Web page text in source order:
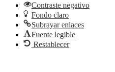
Contraste negativo
Fondo claro
Subrayar enlaces
Fuente legible
Restablecer